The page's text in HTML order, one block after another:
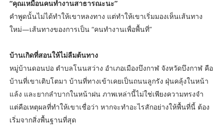
“คุณเหมือนคนทำงานสาธารณะนะ”
คำพูดนั้นไม่ได้ทำให้เขาหลงทาง แต่ทำให้เขาเริ่มมองเห็นเส้นทาง
ใหม่—เส้นทางของการเป็น “คนทำงานเพื่อพื้นที่”
บ้านเกิดที่สอนให้ไม่ลืมต้นทาง
หมู่บ้านดอนปอ ตำบลโนนสว่าง อำเภอเมืองบึงกาฬ จังหวัดบึงกาฬ คือ
บ้านที่เขาเติบโตมา บ้านที่ทางเข้าเคยเป็นถนนลูกรัง ฝุ่นคลุ้งในหน้า
แล้ง และยากลำบากในหน้าฝน ภาพเหล่านี้ไม่ใช่เพียงความทรงจำ
แต่คือเหตุผลที่ทำให้เขาเชื่อว่า หากจะทำอะไรสักอย่างให้พื้นที่นี้ ต้อง
เริ่มจากสิ่งพื้นฐานที่สุด